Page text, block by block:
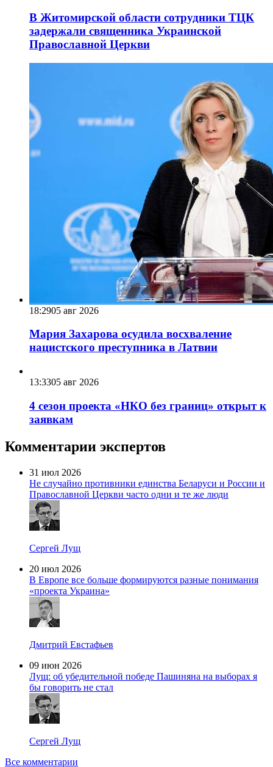
В Житомирской области сотрудники ТЦК
задержали священника Украинской
Православной Церкви
18:2905 авг 2026
Мария Захарова осудила восхваление
нацистского преступника в Латвии
13:3305 авг 2026
4 сезон проекта «НКО без границ» открыт к
заявкам
Комментарии экспертов
31 июл 2026
Не случайно противники единства Беларуси и России и
Православной Церкви часто одни и те же люди
Сергей Лущ
20 июл 2026
В Европе все больше формируются разные понимания
«проекта Украина»
Дмитрий Евстафьев
09 июн 2026
Лущ: об убедительной победе Пашиняна на выборах я
бы говорить не стал
Сергей Лущ
Все комментарии